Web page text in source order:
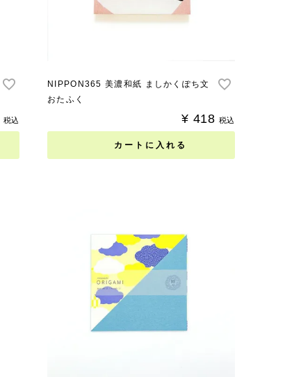
税込
NIPPON365 美濃和紙 ましかくぽち文
おたふく
カートに入れる
¥ 418 税込